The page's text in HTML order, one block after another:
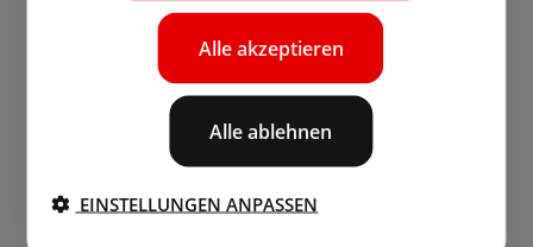
Alle akzeptieren
Alle ablehnen
EINSTELLUNGEN ANPASSEN